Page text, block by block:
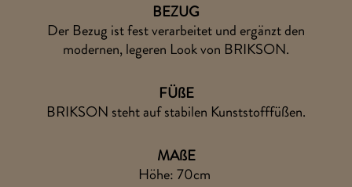
BEZUG
Der Bezug ist fest verarbeitet und ergänzt den
modernen, legeren Look von BRIKSON.
FÜßE
BRIKSON steht auf stabilen Kunststofffüßen.
MAßE
Höhe: 70cm